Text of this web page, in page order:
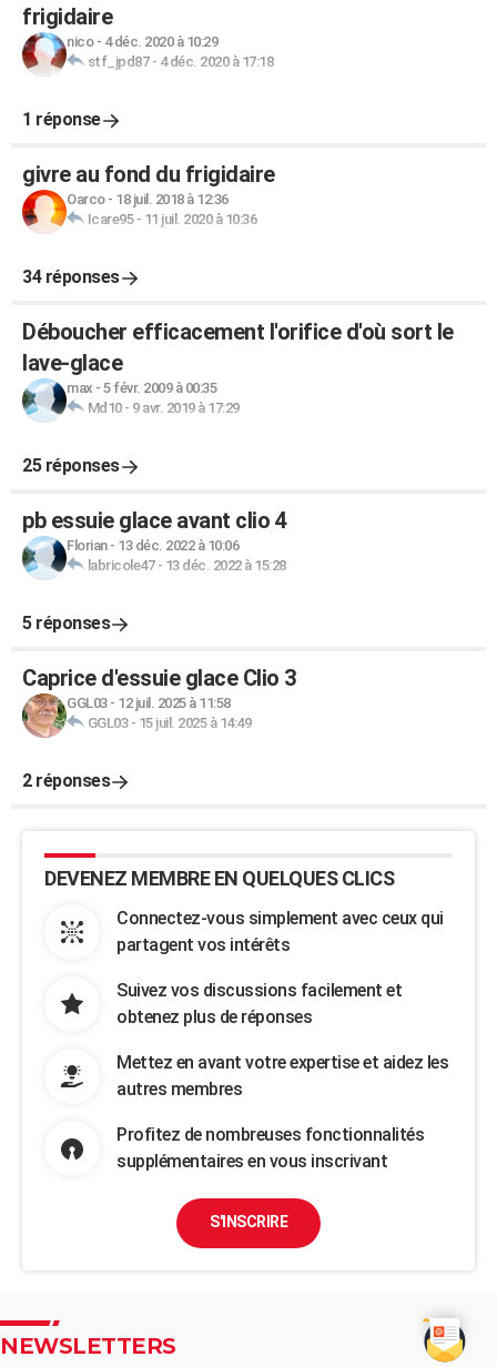
frigidaire
nico- 4 déc. 2020 à 10:29
stf_jpd87- 4 déc. 2020 à 17:18
1 réponse
givre au fond du frigidaire
Oarco- 18 juil. 2018 à 12:36
Icare95- 11 juil. 2020 à 10:36
34 réponses
Déboucher efficacement l'orifice d'où sort le
lave-glace
max - 5 févr. 2009 à 00:35
Md10- 9 avr. 2019 à 17:29
25 réponses
pb essuie glace avant clio 4
Florian- 13 déc. 2022 à 10:06
labricole47- 13 déc. 2022 à 15:28
5 réponses
Caprice d'essuie glace Clio 3
GGL03- 12 juil. 2025 à 11:58
GGL03- 15 juil. 2025 à 14:49
2 réponses
DEVENEZ MEMBRE EN QUELQUES CLICS
Connectez-vous simplement avec ceux qui
partagent vos intérêts
Suivez vos discussions facilement et
obtenez plus de réponses
Mettez en avant votre expertise et aidez les
autres membres
Profitez de nombreuses fonctionnalités
supplémentaires en vous inscrivant
S'INSCRIRE
NEWSLETTERS